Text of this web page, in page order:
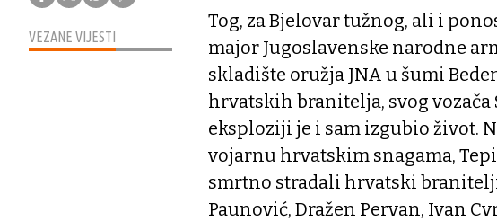
VEZANE VIJESTI
Tog, za Bjelovar tužnog, ali i
major Jugoslavenske narodne
skladište oružja JNA u šumi
hrvatskih branitelja, svog vozača
eksploziji je i sam izgubio život.
vojarnu hrvatskim snagama,
smrtno stradali hrvatski
Paunović, Dražen Pervan, Ivan